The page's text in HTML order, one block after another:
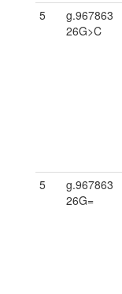
5
g.967863
26G>C
5
g.967863
26G=